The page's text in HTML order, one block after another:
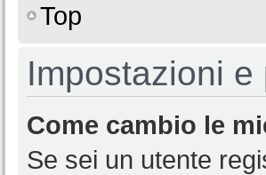
Top
Impostazioni
Come cambio le
Se sei un utente